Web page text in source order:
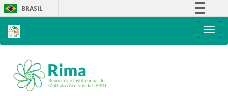
Skip
navigation
BRASIL